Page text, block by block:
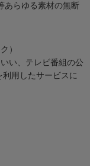
あらゆる素材の無断
）
い、テレビ番組の公
利用したサービスに